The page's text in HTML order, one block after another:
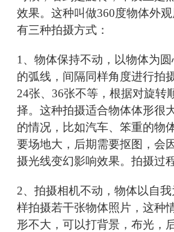
效果。这种叫做360度物体外
有三种拍摄方式：
1、物体保持不动，以物体为
的弧线，间隔同样角度进行拍
24张、36张不等，根据对旋转
择。这种拍摄适合物体体形很
的情况，比如汽车、笨重的物
要场地大，后期需要抠图，会
摄光线变幻影响效果。拍摄过
2、拍摄相机不动，物体以自
样拍摄若干张物体照片，这种
形不大，可以打背景，布光，